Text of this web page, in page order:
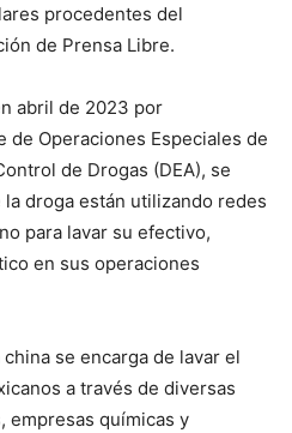
procedentes del
de Prensa Libre.
abril de 2023 por
de Operaciones Especiales de
de Drogas (DEA), se
droga están utilizando redes
para lavar su efectivo,
en sus operaciones
se encarga de lavar el
a través de diversas
empresas químicas y